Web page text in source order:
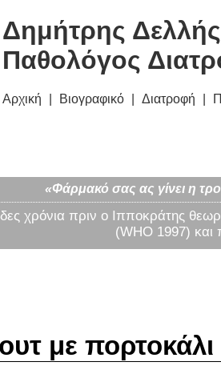
Δημήτρης
Παθολόγος
Αρχική Βιογραφικό Διατροφή
«Φάρμακό σας ας γίνει η
χρόνια πριν ο Ιπποκράτης
(WHO 1997) και
με